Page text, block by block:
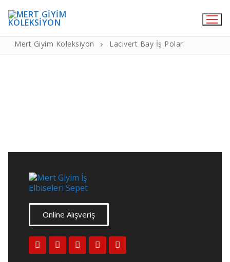
Cerrahi Bone
Likralı Pantolon
Medikal Terlik
Aşçı Kıyafetleri
Aşçı Pantolon
Lacivert Bay İş Polar
Mert Giyim Koleksiyon Lacivert Bay İş Polar
Online Alışveriş